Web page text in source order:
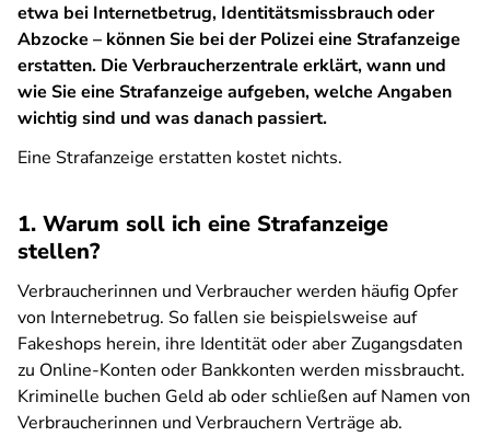
etwa bei Internetbetrug, Identitätsmissbrauch oder
Abzocke – können Sie bei der Polizei eine Strafanzeige
erstatten. Die Verbraucherzentrale erklärt, wann und
wie Sie eine Strafanzeige aufgeben, welche Angaben
wichtig sind und was danach passiert.
Eine Strafanzeige erstatten kostet nichts.
1. Warum soll ich eine Strafanzeige
stellen?
Verbraucherinnen und Verbraucher werden häufig Opfer
von Internebetrug. So fallen sie beispielsweise auf
Fakeshops herein, ihre Identität oder aber Zugangsdaten
zu Online-Konten oder Bankkonten werden missbraucht.
Kriminelle buchen Geld ab oder schließen auf Namen von
Verbraucherinnen und Verbrauchern Verträge ab.